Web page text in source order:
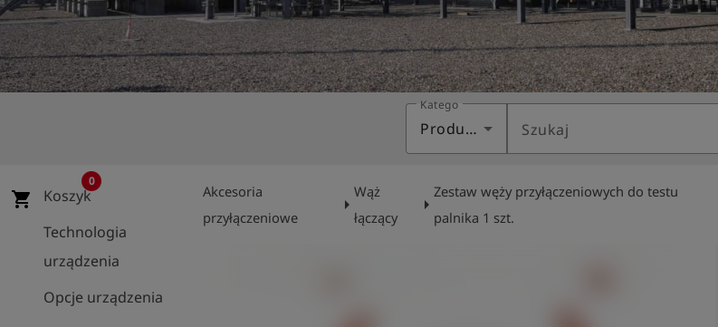
shieldRejestracja
Kategoria
Produkty Szukaj
shopping_cart Koszyk
0
Technologia
urządzenia
Opcje urządzenia
Akcesoria
przyłączeniowe
arrow_right
Wąż
łączący
arrow_right
Zestaw węży przyłączeniowych do testu
palnika 1 szt.